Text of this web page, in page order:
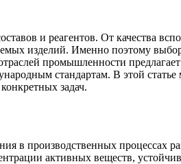
и реагентов. От качества
изделий. Именно поэтому
промышленности
стандартам. В этой
задач.
в производственных процессах
активных веществ,